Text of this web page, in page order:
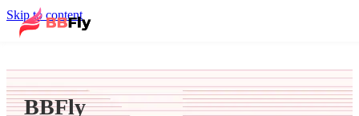
Skip to content
BBFly